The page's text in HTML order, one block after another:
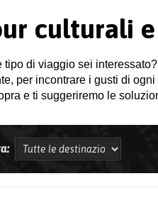
culturali
tipo di viaggio sei
per incontrare i gusti di
e ti suggeriremo le